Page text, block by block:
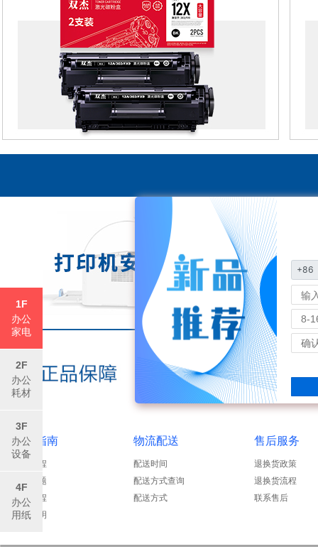
+86
购物指南
发票流程
常见问题
购物流程
支付说明
物流配送
配送时间
配送方式查询
配送方式
售后服务
退换货政策
退换货流程
联系售后
1F
办公
家电
2F
办公
耗材
3F
办公
设备
4F
办公
用纸